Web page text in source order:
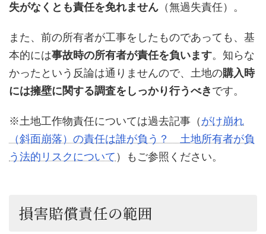
失がなくとも責任を免れません （無過失責任）。
また、前の所有者が工事をしたものであっても、基
本的には事故時の所有者が責任を負います。知らな
かったという反論は通りませんので、土地の購入時
には擁壁に関する調査をしっかり行うべき です。
※土地工作物責任については過去記事（ がけ崩れ
（斜面崩落）の責任は誰が負う？ 土地所有者が負
う法的リスクについて ）もご参照ください。
損害賠償責任の範囲